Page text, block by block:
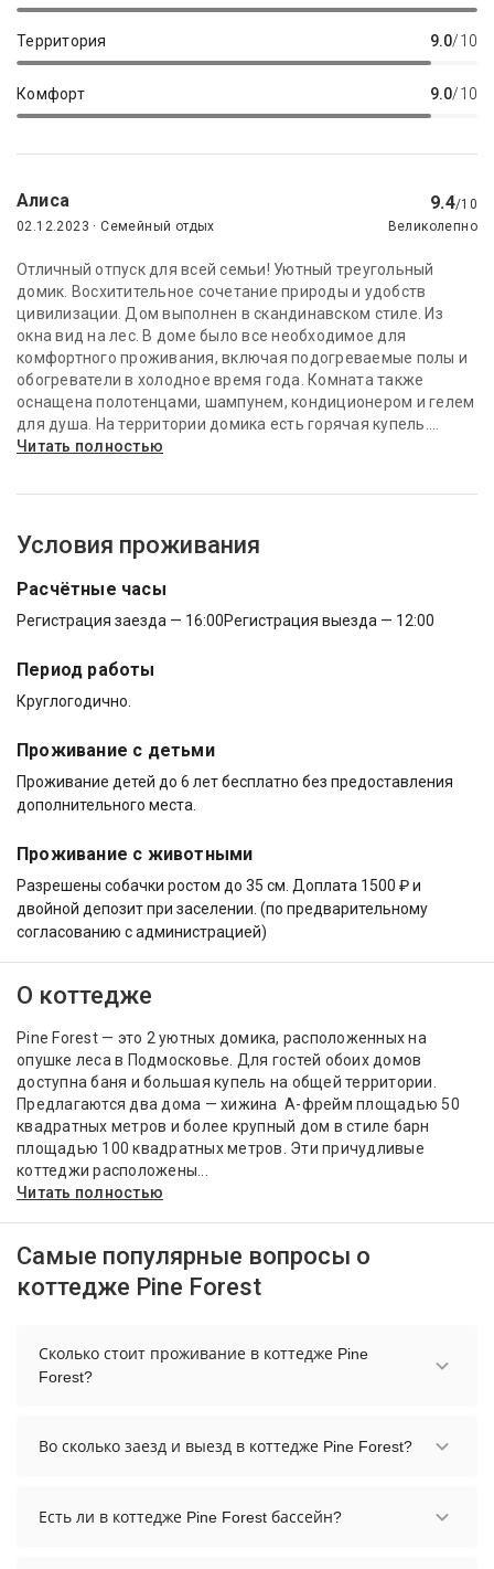
Территория 9.0/10
Комфорт 9.0/10
Алиса 9.4/10
02.12.2023 · Семейный отдых
Великолепно
Отличный отпуск для всей семьи! Уютный треугольный
домик. Восхитительное сочетание природы и удобств
цивилизации. Дом выполнен в скандинавском стиле. Из
окна вид на лес. В доме было все необходимое для
комфортного проживания, включая подогреваемые полы и
обогреватели в холодное время года. Комната также
оснащена полотенцами, шампунем, кондиционером и гелем
для душа. На территории домика есть горячая купель....
Читать полностью
Условия проживания
Расчётные часы
Регистрация заезда — 16:00Регистрация выезда — 12:00
Период работы
Круглогодично.
Проживание с детьми
Проживание детей до 6 лет бесплатно без предоставления
дополнительного места.
Проживание с животными
Разрешены собачки ростом до 35 см. Доплата 1500 ₽ и
двойной депозит при заселении. (по предварительному
согласованию с администрацией)
О коттедже
Pine Forest — это 2 уютных домика, расположенных на
опушке леса в Подмосковье. Для гостей обоих домов
доступна баня и большая купель на общей территории.
Предлагаются два дома — хижина А-фрейм площадью 50
квадратных метров и более крупный дом в стиле барн
площадью 100 квадратных метров. Эти причудливые
коттеджи расположены...
Читать полностью
Самые популярные вопросы о
коттедже Pine Forest
Сколько стоит проживание в коттедже Pine
Forest?
начинается от 8400 рублей. Чтобы увидеть
актуальные цены на проживание, выберите
Во сколько заезд и выезд в коттедже Pine Forest?
осуществить до 12:00.
Есть ли в коттедже Pine Forest бассейн?